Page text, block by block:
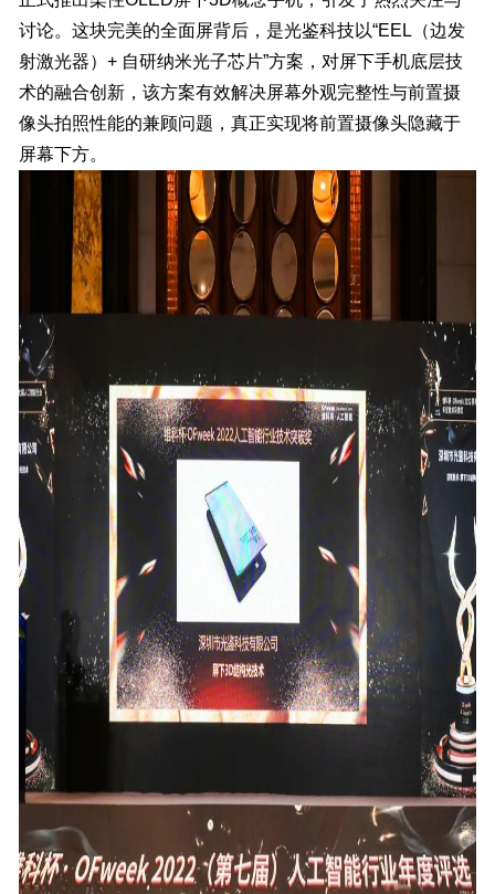
讨论。这块完美的全面屏背后，是光鉴科技以“EEL（边发
射激光器）+ 自研纳米光子芯片”方案，对屏下手机底层技
术的融合创新，该方案有效解决屏幕外观完整性与前置摄
像头拍照性能的兼顾问题，真正实现将前置摄像头隐藏于
屏幕下方。